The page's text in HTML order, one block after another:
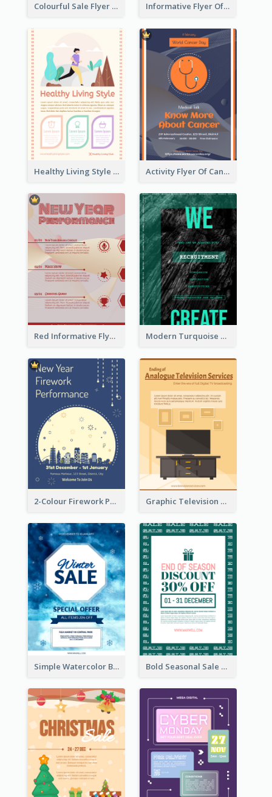
Colourful Sale Flyer Of Valentine Day With Photo Informative Flyer Of Valentine Activities In Dark Colour Tone
Healthy Living Style Flyer In Warm Colour Tone Activity Flyer Of Cancer Talk In Dark Colour Tone
Red Informative Flyers With Simple Graphics Modern Turquoise Recruitment Design Template
2-Colour Firework Performance With City Background Graphic Television Services Informative Flyer
Simple Watercolor Background Winter Sale Design Bold Seasonal Sale Flyer Design Template